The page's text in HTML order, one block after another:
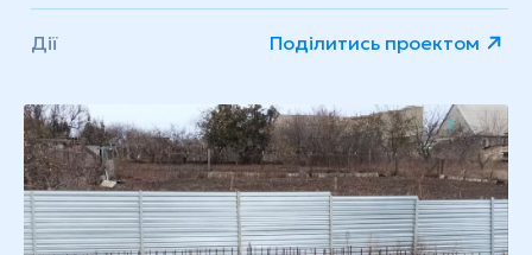
Дії Поділитись проектом